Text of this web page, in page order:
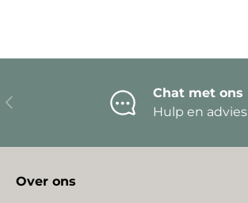
Vorige
Chat met ons
Hulp en advies
Over ons